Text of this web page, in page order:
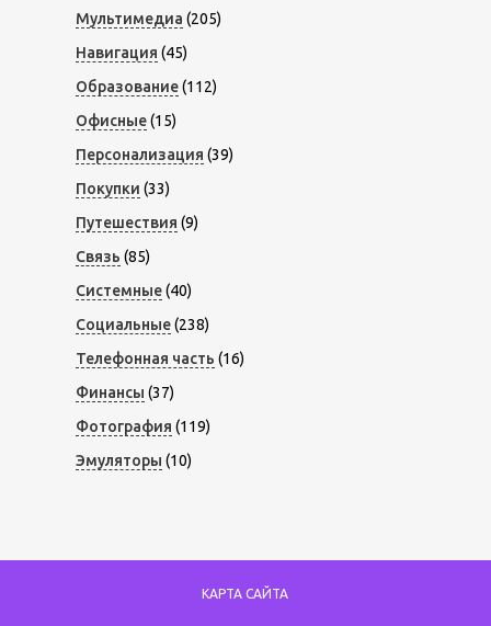
Мультимедиа (205)
Навигация (45)
Образование(112)
Офисные(15)
Персонализация (39)
Покупки (33)
Путешествия (9)
Связь (85)
Системные(40)
Социальные(238)
Телефонная часть (16)
Финансы (37)
Фотография (119)
Эмуляторы (10)
КАРТА САЙТА